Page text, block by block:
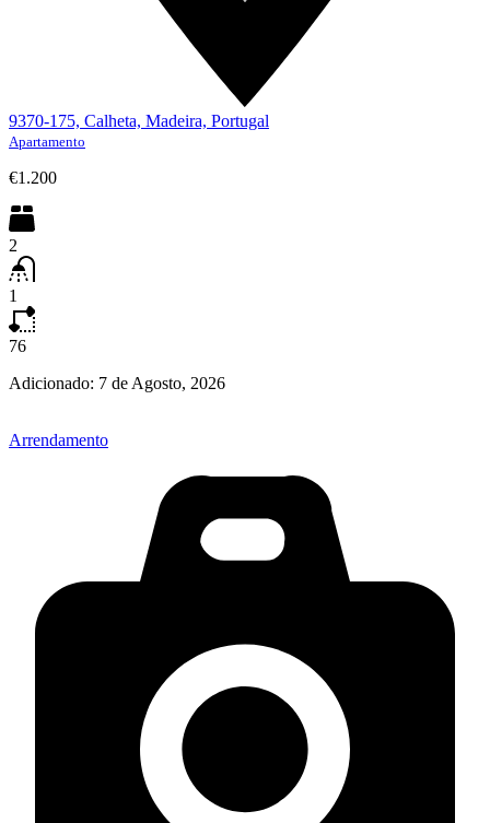
9370-175, Calheta, Madeira, Portugal
Apartamento
€1.200
2
1
76
Adicionado: 7 de Agosto, 2026
Arrendamento